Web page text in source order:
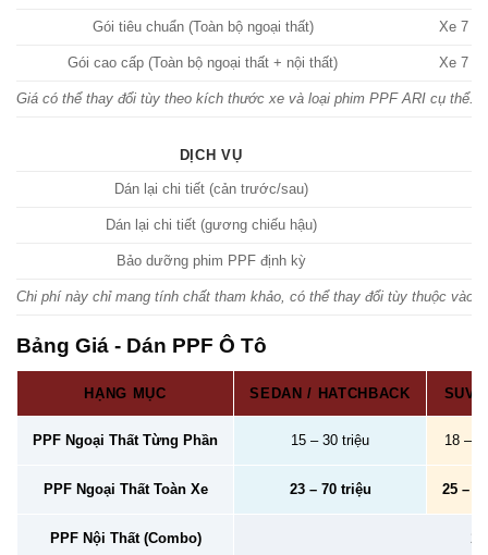
Gói tiêu chuẩn (Toàn bộ ngoại thất) Xe 7
Gói cao cấp (Toàn bộ ngoại thất + nội thất) Xe 7
Giá có thể thay đổi tùy theo kích thước xe và loại phim PPF ARI cụ thể.
DỊCH VỤ
Dán lại chi tiết (cản trước/sau)
Dán lại chi tiết (gương chiếu hậu)
Bảo dưỡng phim PPF định kỳ
Chi phí này chỉ mang tính chất tham khảo, có thể thay đổi tùy thuộc vào
Bảng Giá - Dán PPF Ô Tô
HẠNG MỤC SEDAN / HATCHBACK SUV
PPF Ngoại Thất Từng Phần 15 – 30 triệu 18 –
PPF Ngoại Thất Toàn Xe 23 – 70 triệu 25 –
PPF Nội Thất (Combo) 2